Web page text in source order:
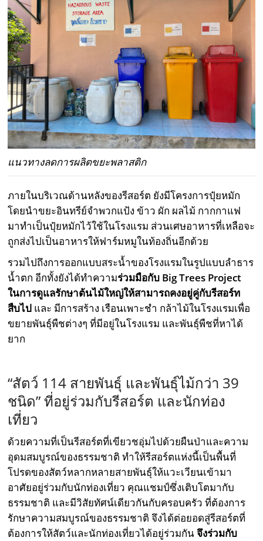
แนวทางลดการผลิตขยะพลาสติก
ภายในบริเวณด้านหลังของรีสอร์ต ยังมีโครงการปุ๋ยหมัก
โดยนำขยะอินทรีย์จำพวกแป้ง ข้าว ผัก ผลไม้ กากกาแฟ
มาทำเป็นปุ๋ยหมักไว้ใช้ในโรงแรม ส่วนเศษอาหารที่เหลือจะ
ถูกส่งไปเป็นอาหารให้ฟาร์มหมูในท้องถิ่นอีกด้วย
รวมไปถึงการออกแบบสระนํ้าของโรงแรมในรูปแบบลำธาร
นํ้าตก อีกทั้งยังได้ทำความร่วมมือกับ Big Trees Project
ในการดูแลรักษาต้นไม้ใหญ่ให้สามารถคงอยู่คู่กับรีสอร์ท
สืบไป และ มีการสร้าง เรือนเพาะชำ กล้าไม้ในโรงแรมเพื่อ
ขยายพันธุ์พืชต่างๆ ที่มีอยู่ในโรงแรม และพันธุ์พืชที่หาได้
ยาก
“สัตว์ 114 สายพันธุ์ และพันธุ์ไม้กว่า 39
ชนิด” ที่อยู่ร่วมกับรีสอร์ต และนักท่อง
เที่ยว
ด้วยความที่เป็นรีสอร์ตที่เขียวชอุ่มไปด้วยผืนป่าและความ
อุดมสมบูรณ์ของธรรมชาติ ทำให้รีสอร์ตแห่งนี้เป็นพื้นที่
โปรดของสัตว์หลากหลายสายพันธุ์ให้แวะเวียนเข้ามา
อาศัยอยู่ร่วมกับนักท่องเที่ยว คุณแชมป์ซึ่งเติบโตมากับ
ธรรมชาติ และมีวิสัยทัศน์เดียวกันกับครอบครัว ที่ต้องการ
รักษาความสมบูรณ์ของธรรมชาติ จึงได้ต่อยอดสู่รีสอร์ตที่
ต้องการให้สัตว์และนักท่องเที่ยวได้อยู่ร่วมกันจึงร่วมกับ